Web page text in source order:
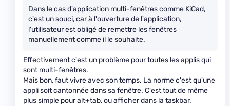
Dans le cas d'application multi-fenêtres comme KiCad,
c'est un souci, car à l'ouverture de l'application,
l'utilisateur est obligé de remettre les fenêtres
manuellement comme il le souhaite.
Effectivement c'est un problème pour toutes les applis qui
sont multi-fenêtres.
Mais bon, faut vivre avec son temps. La norme c'est qu'une
appli soit cantonnée dans sa fenêtre. C'est tout de même
plus simple pour alt+tab, ou afficher dans la taskbar.